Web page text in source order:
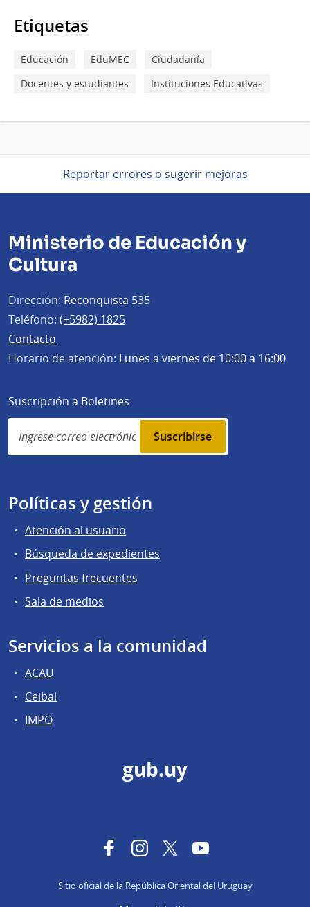
Etiquetas
Educación EduMEC
Ciudadanía
Docentes y estudiantes
Instituciones Educativas
Reportar errores o sugerir mejoras
Ministerio de Educación y
Cultura
Dirección: Reconquista 535
Teléfono: (+5982) 1825
Contacto
Horario de atención: Lunes a viernes de 10:00 a 16:00
Suscripción a Boletines
Simplenews
subscription
Políticas y gestión
Atención al usuario
Búsqueda de expedientes
Preguntas frecuentes
Sala de medios
Servicios a la comunidad
ACAU
Ceibal
IMPO
gub.uy
FacebookInstagram
TwitterYouTube
Sitio oficial de la República Oriental del Uruguay